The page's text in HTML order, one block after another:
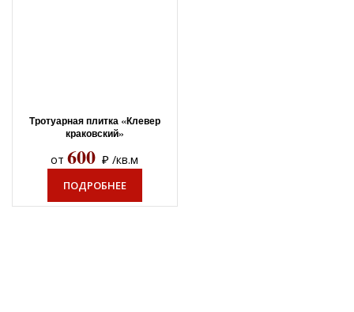
Тротуарная плитка «Клевер
краковский»
от600₽ /кв.м
ПОДРОБНЕЕ